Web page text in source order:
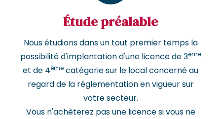
Étude préalable
Nous étudions dans un tout premier temps la
possibilité d'implantation d'une licence de 3ème
et de 4ème catégorie sur le local concerné au
regard de la réglementation en vigueur sur
votre secteur.
Vous n'achèterez pas une licence si vous ne